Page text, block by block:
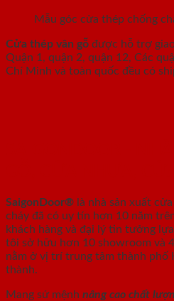
Mẫu góc cửa thép chống
Cửa thép vân gỗ được hỗ trợ
Quận 1, quận 2, quận 12, Các
Chí Minh và toàn quốc đều có
SaigonDoor® là nhà sản xuất
cháy đã có uy tín hơn 10 năm
khách hàng và đại lý tin tưởng
tôi sở hữu hơn 10 showroom và
nằm ở vị trí trung tâm thành phố
thành.
Mang sứ mệnh nâng cao chất